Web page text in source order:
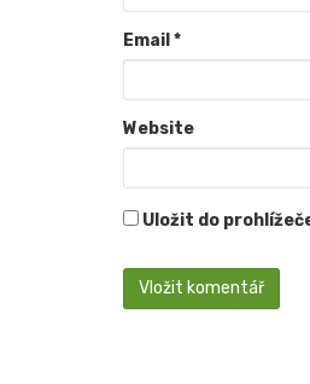
Email *
Website
Uložit do